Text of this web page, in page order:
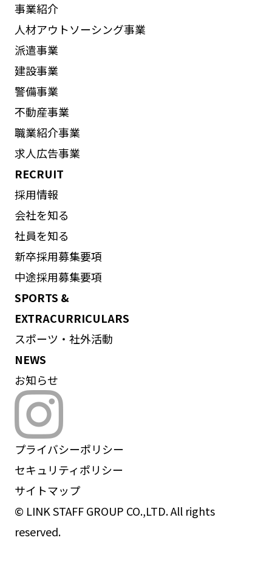
事業紹介
人材アウトソーシング事業
派遣事業
建設事業
警備事業
不動産事業
職業紹介事業
求人広告事業
RECRUIT
採用情報
会社を知る
社員を知る
新卒採用募集要項
中途採用募集要項
SPORTS &
EXTRACURRICULARS
スポーツ・社外活動
NEWS
お知らせ
プライバシーポリシー
セキュリティポリシー
サイトマップ
© LINK STAFF GROUP CO.,LTD. All rights
reserved.